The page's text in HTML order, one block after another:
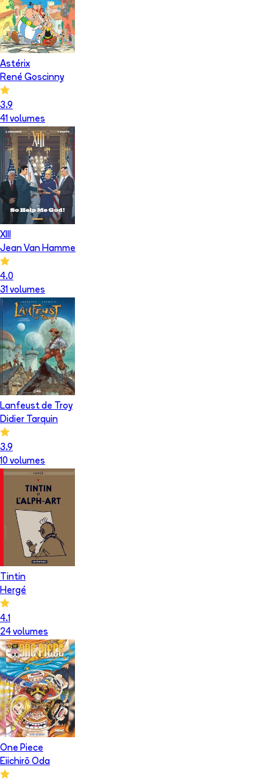
Astérix
René Goscinny
3.9
41 volumes
XIII
Jean Van Hamme
4.0
31 volumes
Lanfeust de Troy
Didier Tarquin
3.9
10 volumes
Tintin
Hergé
4.1
24 volumes
One Piece
Eiichirō Oda